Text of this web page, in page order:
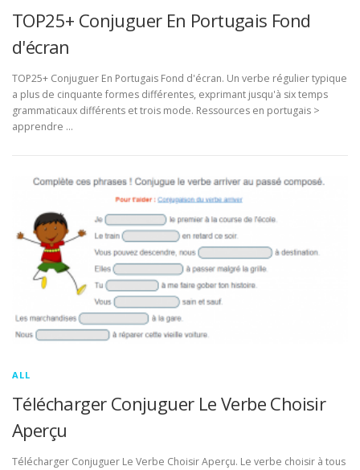
TOP25+ Conjuguer En Portugais Fond
d'écran
TOP25+ Conjuguer En Portugais Fond d'écran. Un verbe régulier typique
a plus de cinquante formes différentes, exprimant jusqu'à six temps
grammaticaux différents et trois mode. Ressources en portugais >
apprendre …
ALL
Télécharger Conjuguer Le Verbe Choisir
Aperçu
Télécharger Conjuguer Le Verbe Choisir Aperçu. Le verbe choisir à tous